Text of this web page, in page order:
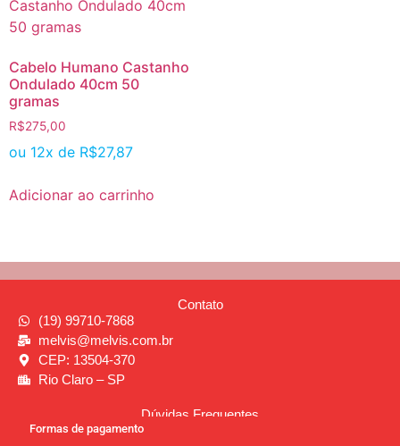
Cabelo Humano Castanho
Ondulado 40cm 50
gramas
R$275,00
ou 12x de R$27,87
Adicionar ao carrinho
Contato
(19) 99710-7868
melvis@melvis.com.br
CEP: 13504-370
Rio Claro – SP
Dúvidas Frequentes
Formas de pagamento